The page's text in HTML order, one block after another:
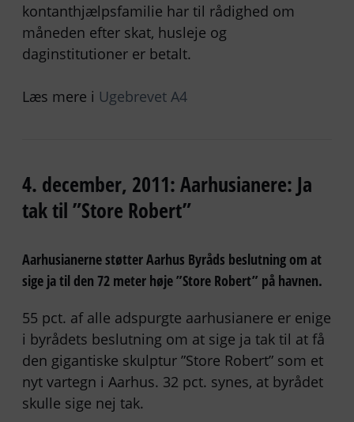
kontanthjælpsfamilie har til rådighed om
måneden efter skat, husleje og
daginstitutioner er betalt.
Læs mere i Ugebrevet A4
4. december, 2011: Aarhusianere: Ja
tak til ”Store Robert”
Aarhusianerne støtter Aarhus Byråds beslutning om at
sige ja til den 72 meter høje ”Store Robert” på havnen.
55 pct. af alle adspurgte aarhusianere er enige
i byrådets beslutning om at sige ja tak til at få
den gigantiske skulptur ”Store Robert” som et
nyt vartegn i Aarhus. 32 pct. synes, at byrådet
skulle sige nej tak.